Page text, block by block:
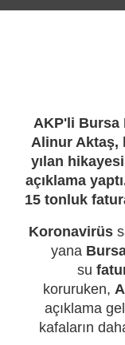
AKP'li Bursa
Alinur Aktaş,
yılan
açıklama
15 tonluk
Koronavirüs
yana
su
koruruken,
açıklama
kafaların